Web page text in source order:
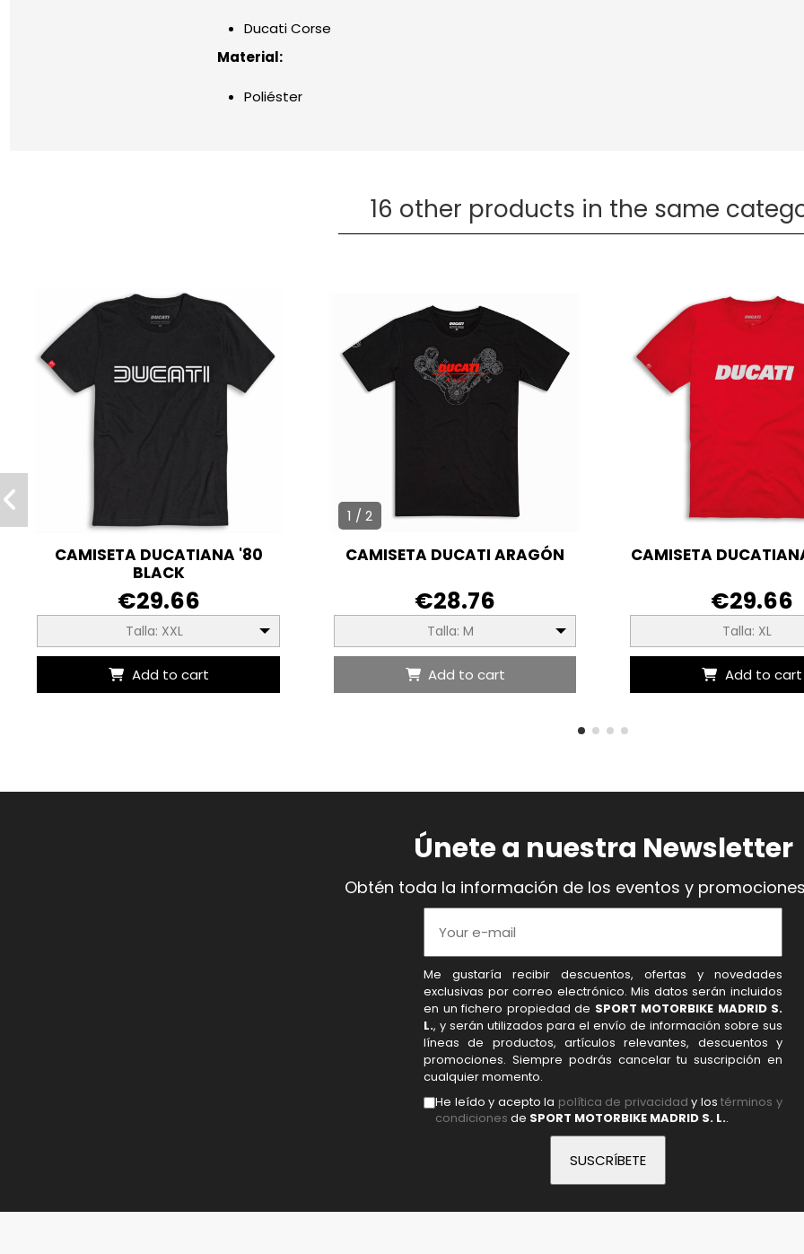
Ducati Corse
Material:
Poliéster
16 other products in the same
CAMISETA DUCATIANA '80
BLACK
€29.66
Talla: XXL
Add to cart
1 / 2
CAMISETA DUCATI ARAGÓN
€28.76
Talla: M
Add to cart
CAMISETA
€29.66
Talla: XL
Add to cart
Únete a nuestra Newsletter
Obtén toda la información de los eventos y
Me gustaría recibir descuentos, ofertas y novedades
exclusivas por correo electrónico. Mis datos serán incluidos
en un fichero propiedad de SPORT MOTORBIKE MADRID S.
L., y serán utilizados para el envío de información sobre sus
líneas de productos, artículos relevantes, descuentos y
promociones. Siempre podrás cancelar tu suscripción en
cualquier momento.
He leído y acepto la política de privacidad y lostérminos y
condiciones de SPORT MOTORBIKE MADRID S. L..